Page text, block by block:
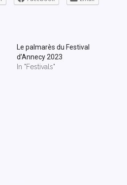
Le palmarès du Festival
d’Annecy 2023
In "Festivals"